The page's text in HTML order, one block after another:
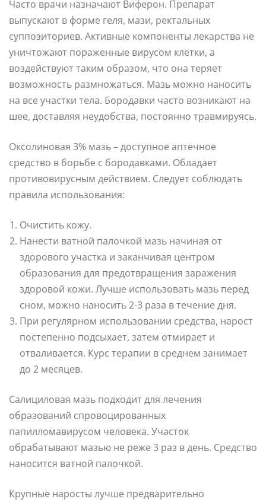
Часто врачи назначают Виферон. Препарат
выпускают в форме геля, мази, ректальных
суппозиториев. Активные компоненты лекарства не
уничтожают пораженные вирусом клетки, а
воздействуют таким образом, что она теряет
возможность размножаться. Мазь можно наносить
на все участки тела. Бородавки часто возникают на
шее, доставляя неудобства, постоянно травмируясь.
Оксолиновая 3% мазь – доступное аптечное
средство в борьбе с бородавками. Обладает
противовирусным действием. Следует соблюдать
правила использования:
Очистить кожу.
Нанести ватной палочкой мазь начиная от
здорового участка и заканчивая центром
образования для предотвращения заражения
здоровой кожи. Лучше использовать мазь перед
сном, можно наносить 2-3 раза в течение дня.
При регулярном использовании средства, нарост
постепенно подсыхает, затем отмирает и
отваливается. Курс терапии в среднем занимает
до 2 месяцев.
Салициловая мазь подходит для лечения
образований спровоцированных
папилломавирусом человека. Участок
обрабатывают мазью не реже 3 раз в день. Средство
наносится ватной палочкой.
Крупные наросты лучше предварительно